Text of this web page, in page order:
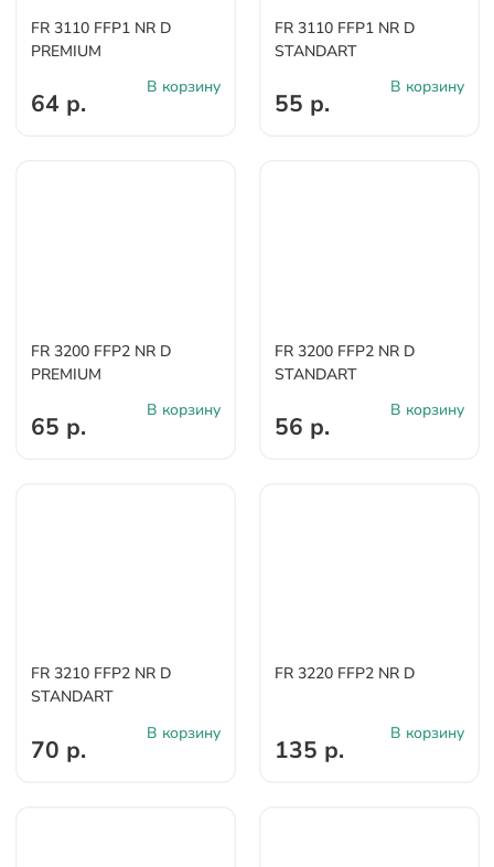
FR 3110 FFP1 NR D
PREMIUM
64 р.
В корзину
FR 3110 FFP1 NR D
STANDART
55 р.
В корзину
FR 3200 FFP2 NR D
PREMIUM
65 р.
В корзину
FR 3200 FFP2 NR D
STANDART
56 р.
В корзину
FR 3210 FFP2 NR D
STANDART
70 р.
В корзину
FR 3220 FFP2 NR D
135 р.
В корзину